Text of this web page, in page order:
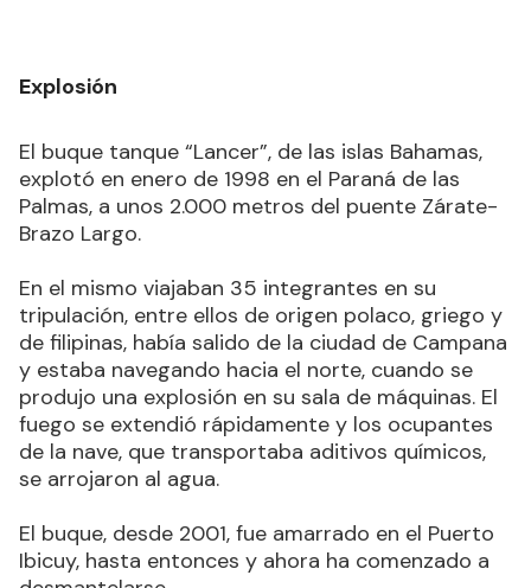
Explosión
El buque tanque “Lancer”, de las islas Bahamas,
explotó en enero de 1998 en el Paraná de las
Palmas, a unos 2.000 metros del puente Zárate-
Brazo Largo.
En el mismo viajaban 35 integrantes en su
tripulación, entre ellos de origen polaco, griego y
de filipinas, había salido de la ciudad de Campana
y estaba navegando hacia el norte, cuando se
produjo una explosión en su sala de máquinas. El
fuego se extendió rápidamente y los ocupantes
de la nave, que transportaba aditivos químicos,
se arrojaron al agua.
El buque, desde 2001, fue amarrado en el Puerto
Ibicuy, hasta entonces y ahora ha comenzado a